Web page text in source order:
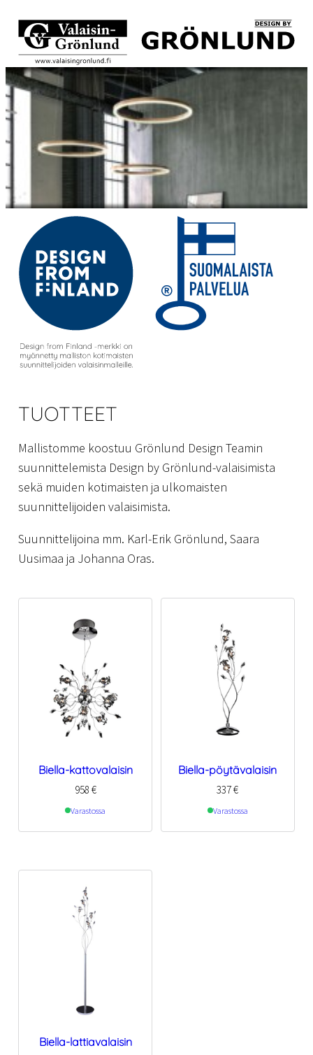
TUOTTEET
Mallistomme koostuu Grönlund Design Teamin
suunnittelemista Design by Grönlund-valaisimista
sekä muiden kotimaisten ja ulkomaisten
suunnittelijoiden valaisimista.
Suunnittelijoina mm. Karl-Erik Grönlund, Saara
Uusimaa ja Johanna Oras.
Biella-kattovalaisin
958 €
Varastossa
Biella-pöytävalaisin
337€
Varastossa
Biella-lattiavalaisin